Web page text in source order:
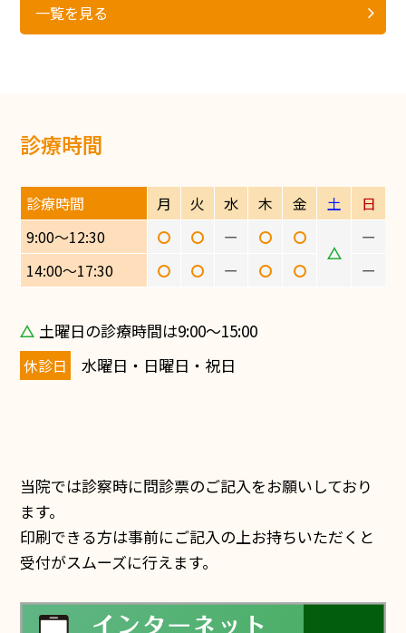
一覧を見る
診療時間
診療時間 月 火 水 木 金 土
日
9:00〜12:30
ー
ー
14:00〜17:30
ー ー
土曜日の診療時間は9:00〜15:00
休診日 水曜日・日曜日・祝日
当院では診察時に問診票のご記入をお願いしており
ます。
印刷できる方は事前にご記入の上お持ちいただくと
受付がスムーズに行えます。